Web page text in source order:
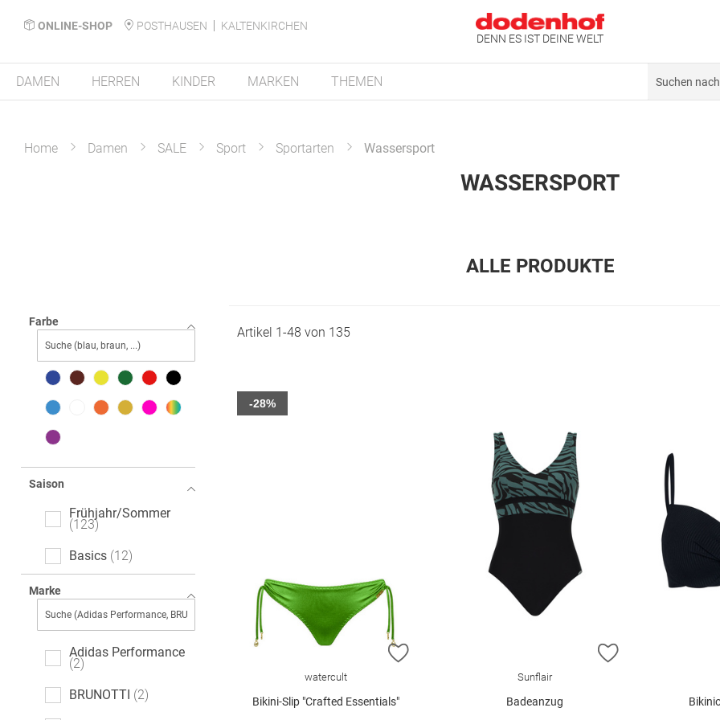
ONLINE-SHOP POSTHAUSEN
KALTENKIRCHEN
DENN ES IST DEINE WELT
DAMEN HERREN KINDER MARKEN THEMEN
Home Damen SALE Sport Sportarten Wassersport
WASSERSPORT
ALLE PRODUKTE
Farbe
Saison
Frühjahr/Sommer
123
Basics 12
Marke
Adidas Performance
2
BRUNOTTI 2
Artikel 1-48 von 135
ZUR WUNSCHLISTE HINZUFÜGEN
watercult
Bikini-Slip "Crafted Essentials"
-28%
ZUR
Sunflair
Badeanzug